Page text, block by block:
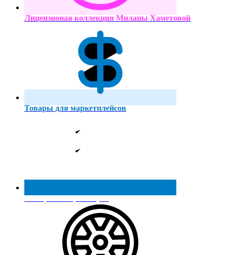
Лицензионая коллекция Миланы Хаметовой
Товары для маркетплейсов
Реестр МинПромТорга